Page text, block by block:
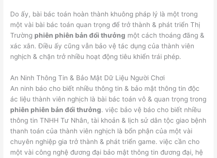
Do ấy, bài bác toán hoàn thành khuông pháp lý là một trong
một vài bài bác toán quan trọng để trở thành & phát triển Thị
Trường phiên phiên bản đổi thưởng một cách thoáng đãng &
xác xắn. Điều ấy cũng vẫn bảo vệ tác dụng của thành viên
nghịch & chặn trở nhiều hoạt động tiêu khiển trái phép.
An Ninh Thông Tin & Bảo Mật Dữ Liệu Người Chơi
An ninh báo cho biết nhiều thông tin & bảo mật thông tin độc
ác liệu thành viên nghịch là bài bác toán vô & quan trọng trong
phiên phiên bản đổi thưởng. việc bảo vệ báo cho biết nhiều
thông tin TNHH Tư Nhân, tài khoản & lịch sử dân tộc giao bệnh
thanh toán của thành viên nghịch là bổn phận của một vài
chuyên nghiệp gia trở thành & phát triển game. việc cần cho
một vài công nghệ đương đại bảo mật thông tin đương đại, hệ